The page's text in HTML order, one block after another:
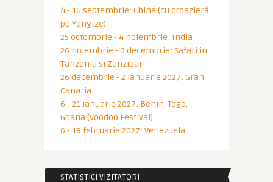
4 - 16 septembrie: China (cu croazieră
pe Yangtze)
25 octombrie - 4 noiembrie: India
26 noiembrie - 6 decembrie: Safari in
Tanzania si Zanzibar
26 decembrie - 2 ianuarie 2027: Gran
Canaria
6 - 21 ianuarie 2027: Benin, Togo,
Ghana (Voodoo Festival)
6 - 19 februarie 2027: Venezuela
STATISTICI VIZITATORI